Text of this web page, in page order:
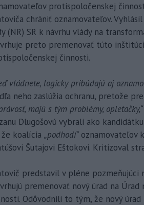
protispoločenskej
chrániť oznamovateľov.
(NR) SR k návrhu vlády na
preto premenovať túto
činnosti.
vládnete, logicky pribúdajú aj
neho zaslúžia ochranu, pretože
majú s tým problémy, opletačky,“
Dlugošovú vybrali ako
že koalícia „podhodí“ oznamovateľov
Šutajovi Eštokovi. Kritizoval
predstavil v pléne pozmeňujúci
premenovať nový úrad na
Odôvodnili to tým, že nový úrad